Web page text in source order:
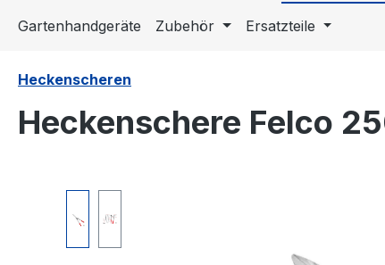
Gartenhandgeräte
Zubehör Ersatzteile
Heckenscheren
Heckenschere Felco